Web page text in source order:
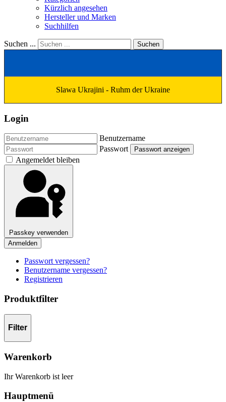
Kürzlich angesehen
Hersteller und Marken
Suchhilfen
Suchen ... Suchen
Slawa Ukrajini - Ruhm der Ukraine
Login
Benutzername
Passwort
Passwort anzeigen
Angemeldet bleiben
Passkey verwenden
Anmelden
Passwort vergessen?
Benutzername vergessen?
Registrieren
Produktfilter
Filter
Warenkorb
Ihr Warenkorb ist leer
Hauptmenü